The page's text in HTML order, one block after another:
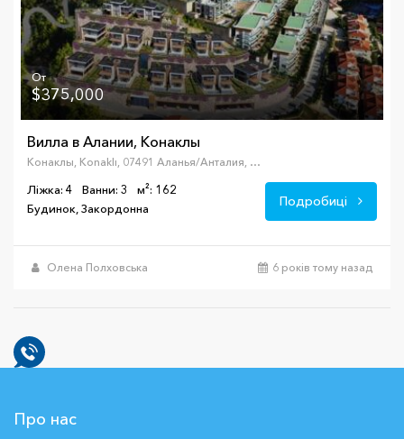
От
$375,000
Вилла в Алании, Конаклы
Конаклы, Konaklı, 07491 Аланья/Анталия, Турция
Ліжка: 4 Ванни: 3
м²: 162
Будинок, Закордонна
Подробиці
Олена Полховська 6 років тому назад
Про нас